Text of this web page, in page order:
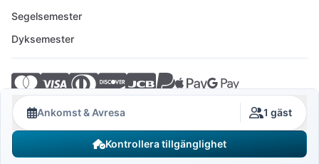
Ankomst & Avresa 1 gäst
Kontrollera tillgänglighet
Segelsemester
Dyksemester
© 2026 Crovillas GmbH